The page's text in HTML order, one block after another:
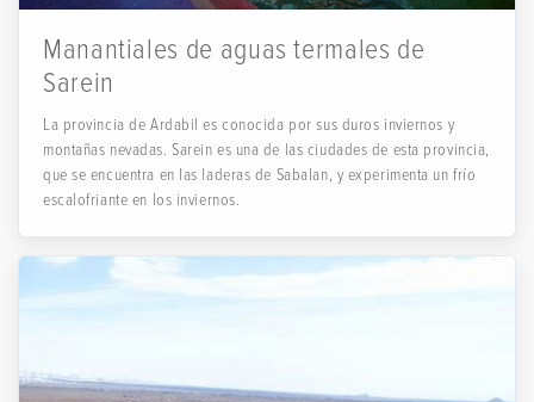
Manantiales de aguas termales de
Sarein
La provincia de Ardabil es conocida por sus duros inviernos y
montañas nevadas. Sarein es una de las ciudades de esta provincia,
que se encuentra en las laderas de Sabalan, y experimenta un frío
escalofriante en los inviernos.